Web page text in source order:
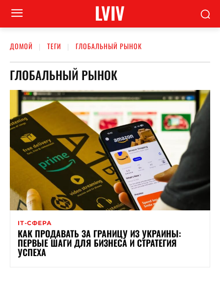
LVIV
ДОМОЙ ТЕГИ ГЛОБАЛЬНЫЙ РЫНОК
ГЛОБАЛЬНЫЙ РЫНОК
ІТ-СФЕРА
КАК ПРОДАВАТЬ ЗА ГРАНИЦУ ИЗ УКРАИНЫ:
ПЕРВЫЕ ШАГИ ДЛЯ БИЗНЕСА И СТРАТЕГИЯ
УСПЕХА